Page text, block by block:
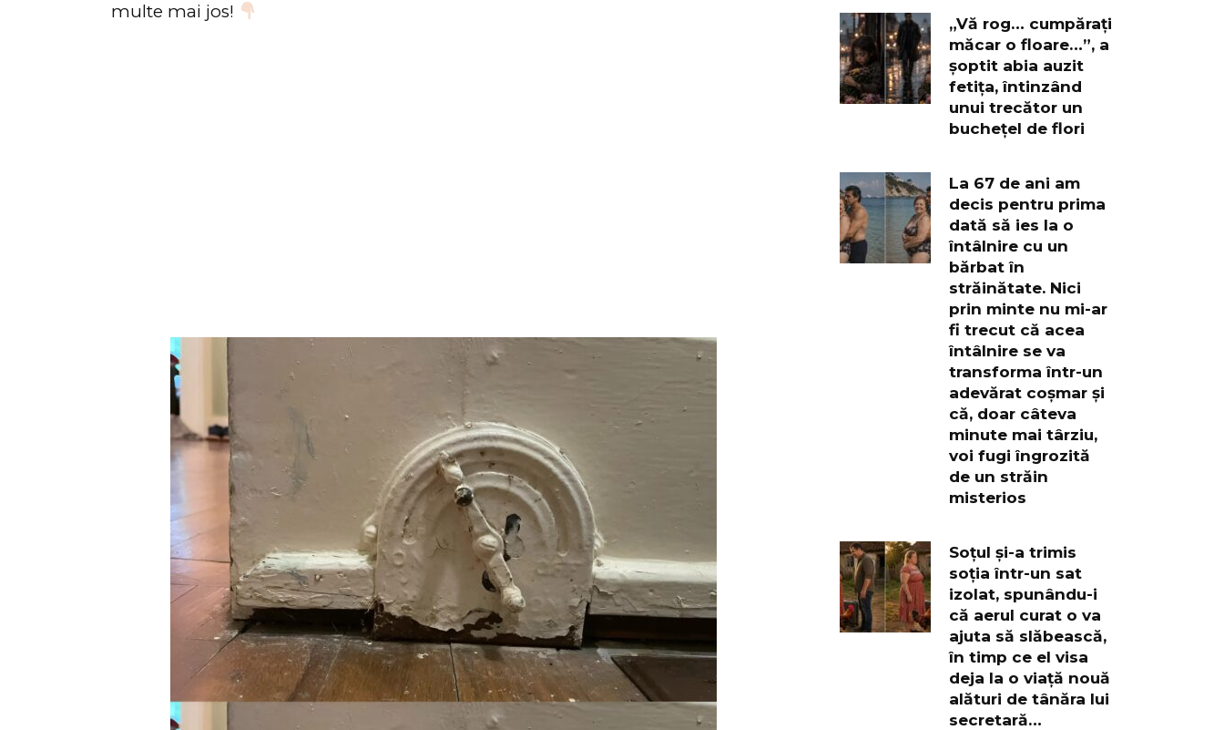
multe mai jos!
„Vă rog… cumpărați
măcar o floare…”, a
șoptit abia auzit
fetița, întinzând
unui trecător un
buchețel de flori
La 67 de ani am
decis pentru prima
dată să ies la o
întâlnire cu un
bărbat în
străinătate. Nici
prin minte nu mi-ar
fi trecut că acea
întâlnire se va
transforma într-un
adevărat coșmar și
că, doar câteva
minute mai târziu,
voi fugi îngrozită
de un străin
misterios
Soțul și-a trimis
soția într-un sat
izolat, spunându-i
că aerul curat o va
ajuta să slăbească,
în timp ce el visa
deja la o viață nouă
alături de tânăra lui
secretară…